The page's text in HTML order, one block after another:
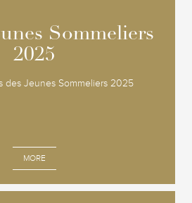
Sommeliers
2025
des Jeunes Sommeliers 2025
MORE
Sommeliers
2025